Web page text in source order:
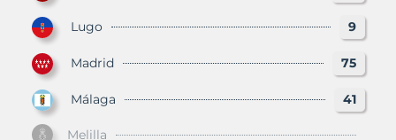
Lugo 9
Madrid 75
Málaga 41
Melilla